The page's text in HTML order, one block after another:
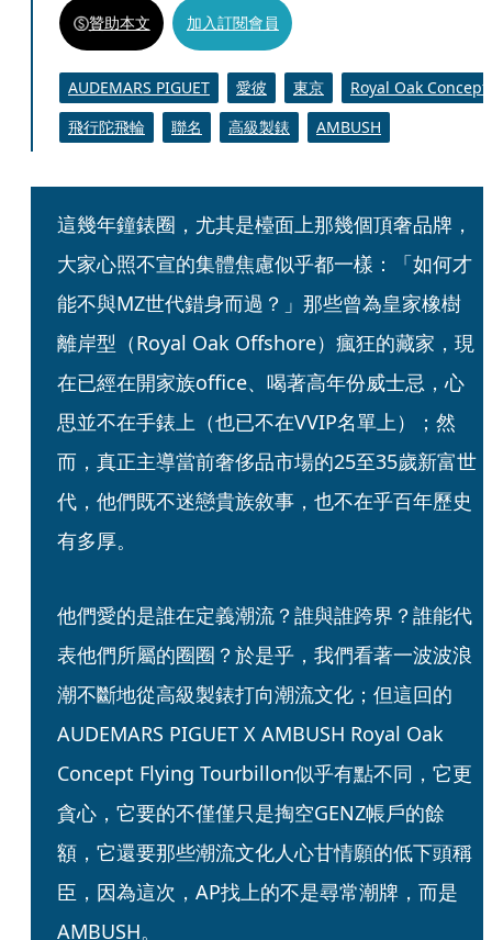
贊助本文 加入訂閱會員
AUDEMARS PIGUET 愛彼 東京
Royal Oak Concept
飛行陀飛輪
聯名 高級製錶 AMBUSH
這幾年鐘錶圈，尤其是檯面上那幾個頂奢品牌，
大家心照不宣的集體焦慮似乎都一樣：「如何才
能不與MZ世代錯身而過？」那些曾為皇家橡樹
離岸型（Royal Oak Offshore）瘋狂的藏家，現
在已經在開家族office、喝著高年份威士忌，心
思並不在手錶上（也已不在VVIP名單上）；然
而，真正主導當前奢侈品市場的25至35歲新富世
代，他們既不迷戀貴族敘事，也不在乎百年歷史
有多厚。
他們愛的是誰在定義潮流？誰與誰跨界？誰能代
表他們所屬的圈圈？於是乎，我們看著一波波浪
潮不斷地從高級製錶打向潮流文化；但這回的
AUDEMARS PIGUET X AMBUSH Royal Oak
Concept Flying Tourbillon似乎有點不同，它更
貪心，它要的不僅僅只是掏空GENZ帳戶的餘
額，它還要那些潮流文化人心甘情願的低下頭稱
臣，因為這次，AP找上的不是尋常潮牌，而是
AMBUSH。